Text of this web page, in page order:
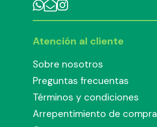
Atención al cliente
Sobre nosotros
Preguntas frecuentas
Términos y condiciones
Arrepentimiento de compra